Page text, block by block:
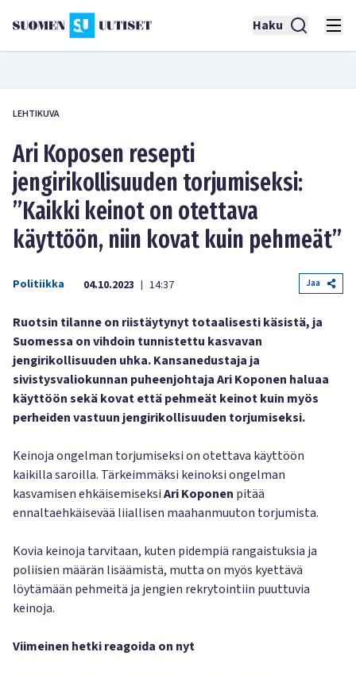
Haku
LEHTIKUVA
Ari Koposen resepti
jengirikollisuuden torjumiseksi:
”Kaikki keinot on otettava
käyttöön, niin kovat kuin pehmeät”
Politiikka 04.10.2023 | 14:37 Jaa
Ruotsin tilanne on riistäytynyt totaalisesti käsistä, ja
Suomessa on vihdoin tunnistettu kasvavan
jengirikollisuuden uhka. Kansanedustaja ja
sivistysvaliokunnan puheenjohtaja Ari Koponen haluaa
käyttöön sekä kovat että pehmeät keinot kuin myös
perheiden vastuun jengirikollisuuden torjumiseksi.
Keinoja ongelman torjumiseksi on otettava käyttöön
kaikilla saroilla. Tärkeimmäksi keinoksi ongelman
kasvamisen ehkäisemiseksiAri Koponen pitää
ennaltaehkäisevää liiallisen maahanmuuton torjumista.
Kovia keinoja tarvitaan, kuten pidempiä rangaistuksia ja
poliisien määrän lisäämistä, mutta on myös kyettävä
löytämään pehmeitä ja jengien rekrytointiin puuttuvia
keinoja.
Viimeinen hetki reagoida on nyt